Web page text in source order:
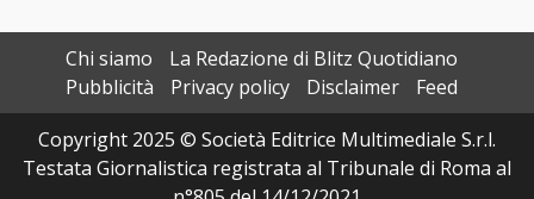
Chi siamo
La Redazione di Blitz Quotidiano
Pubblicità
Privacy policy Disclaimer
Feed
Copyright 2025 © Società Editrice Multimediale S.r.l.
Testata Giornalistica registrata al Tribunale di Roma al